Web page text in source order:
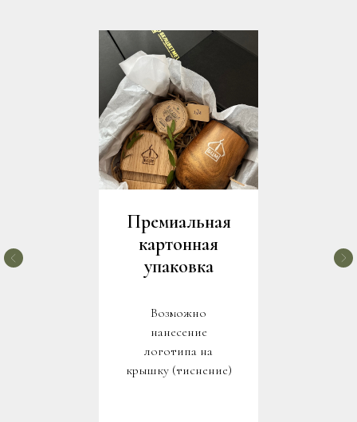
Премиальная
картонная
упаковка
Возможно
нанесение
логотипа на
крышку (тиснение)